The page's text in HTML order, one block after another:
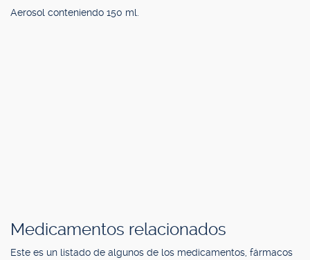
Aerosol conteniendo 150 ml.
Medicamentos relacionados
Este es un listado de algunos de los medicamentos, fármacos